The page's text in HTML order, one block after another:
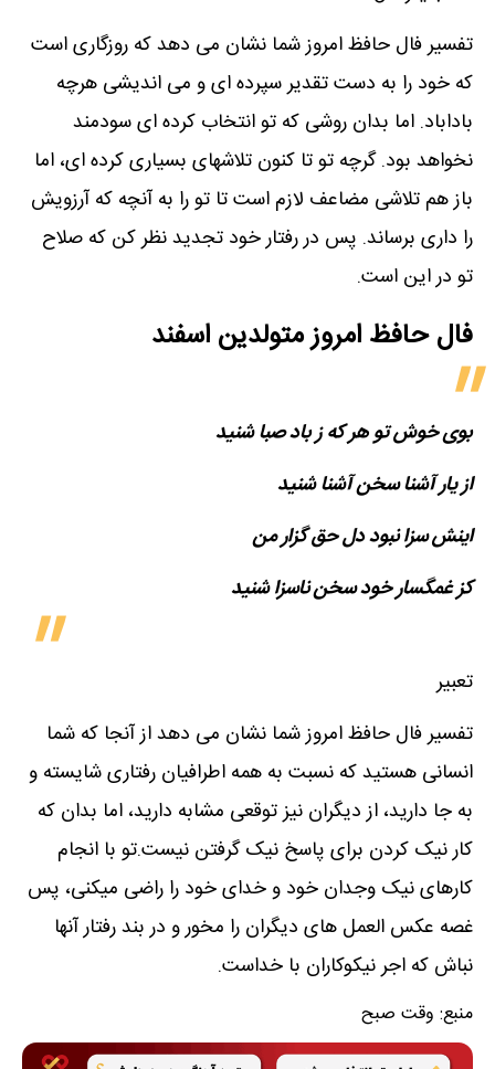
تفسیر فال حافظ امروز شما نشان می دهد که روزگاری است
که خود را به دست تقدیر سپرده ای و می اندیشی هرچه
باداباد. اما بدان روشی که تو انتخاب کرده ای سودمند
نخواهد بود. گرچه تو تا کنون تلاشهای بسیاری کرده ای، اما
باز هم تلاشی مضاعف لازم است تا تو را به آنچه که آرزویش
را داری برساند. پس در رفتار خود تجدید نظر کن که صلاح
تو در این است.
فال حافظ امروز متولدین‌ اسفند
بوی خوش تو هر که ز باد صبا شنید
از یار آشنا سخن آشنا شنید
اینش سزا نبود دل حق گزار من
کز غمگسار خود سخن ناسزا شنید
تعبیر
تفسیر فال حافظ امروز شما نشان می دهد از آنجا که شما
انسانی هستید که نسبت به همه اطرافیان رفتاری شایسته و
به جا دارید، از دیگران نیز توقعی مشابه دارید، اما بدان که
کار نیک کردن برای پاسخ نیک گرفتن نیست.تو با انجام
کارهای نیک وجدان خود و خدای خود را راضی میکنی، پس
غصه عکس العمل های دیگران را مخور و در بند رفتار آنها
نباش که اجر نیکوکاران با خداست.
منبع: وقت صبح